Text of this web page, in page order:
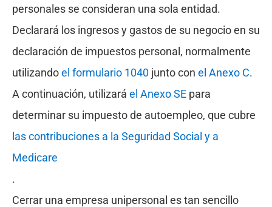
personales se consideran una sola entidad.
Declarará los ingresos y gastos de su negocio en su
declaración de impuestos personal, normalmente
utilizandoel formulario 1040 junto con el Anexo C.
A continuación, utilizará el Anexo SE para
determinar su impuesto de autoempleo, que cubre
las contribuciones a la Seguridad Social y a
Medicare
.
Cerrar una empresa unipersonal es tan sencillo